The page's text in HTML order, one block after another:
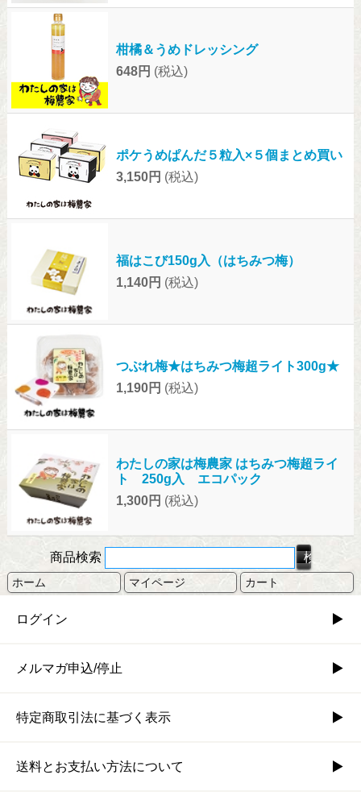
柑橘＆うめドレッシング
648円 (税込)
ポケうめぱんだ５粒入×５個まとめ買い
3,150円 (税込)
福はこび150g入（はちみつ梅）
1,140円 (税込)
つぶれ梅★はちみつ梅超ライト300g★
1,190円 (税込)
わたしの家は梅農家 はちみつ梅超ライ
ト 250g入 エコパック
1,300円 (税込)
商品検索
ホーム マイページ カート
ログイン
メルマガ申込/停止
特定商取引法に基づく表示
送料とお支払い方法について